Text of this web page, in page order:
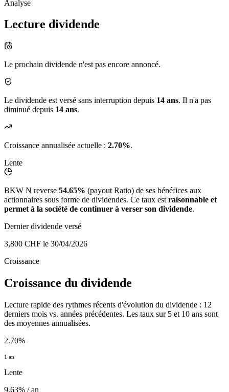
Analyse
Lecture dividende
Le prochain dividende n'est pas encore annoncé.
Le dividende est versé sans interruption depuis 14 ans. Il n'a pas
diminué depuis 14 ans.
Croissance annualisée actuelle : 2.70%.
Lente
BKW N reverse 54.65% (payout Ratio) de ses bénéfices aux
actionnaires sous forme de dividendes. Ce taux est raisonnable et
permet à la société de continuer à verser son dividende.
Dernier dividende versé
3,800 CHF le 30/04/2026
Croissance
Croissance du dividende
Lecture rapide des rythmes récents d'évolution du dividende : 12
derniers mois vs. années précédentes. Les taux sur 5 et 10 ans sont
des moyennes annualisées.
2.70%
1 an
Lente
9.63% / an